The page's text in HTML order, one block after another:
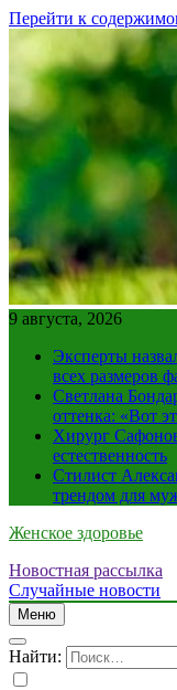
Перейти к
9 августа, 2026
Эксперты
всех размеров
Светлана
оттенка: «Вот
Хирург
естественность
Стилист
трендом для
Женское здоровье
Новостная рассылка
Случайные новости
Меню
Найти: